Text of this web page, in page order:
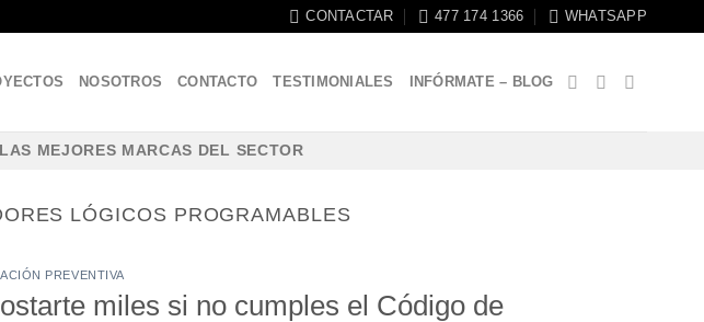
CONTACTAR 477 174 1366 WHATSAPP
NOSOTROS CONTACTO TESTIMONIALES INFÓRMATE – BLOG
MEJORES MARCAS DEL SECTOR
LÓGICOS PROGRAMABLES
PREVENTIVA
miles si no cumples el Código de